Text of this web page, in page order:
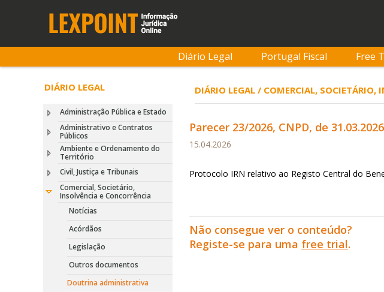
Diário Legal Portugal Fiscal Free
DIÁRIO LEGAL
Administração Pública e Estado
Administrativo e Contratos
Públicos
Ambiente e Ordenamento do
Território
Civil, Justiça e Tribunais
Comercial, Societário,
Insolvência e Concorrência
Notícias
Acórdãos
Legislação
Outros documentos
Doutrina administrativa
DIÁRIO LEGAL / COMERCIAL,
Parecer 23/2026, CNPD, de 31.03.2026
15.04.2026
Protocolo IRN relativo ao Registo Central do
Não consegue ver o conteúdo?
Registe-se para uma free trial.